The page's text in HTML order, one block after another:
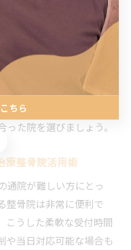
な施術を提案してくれる
書類作成をサポートして
料です。経験豊富なスタ
故治療の事例が多いかど
。口コミや利用者の体験
た院を選びましょう。
療整骨院活用術
通院が難しい方にとっ
整骨院は非常に便利で
こうした柔軟な受付時間
や当日対応可能な場合も
ちら
ちら